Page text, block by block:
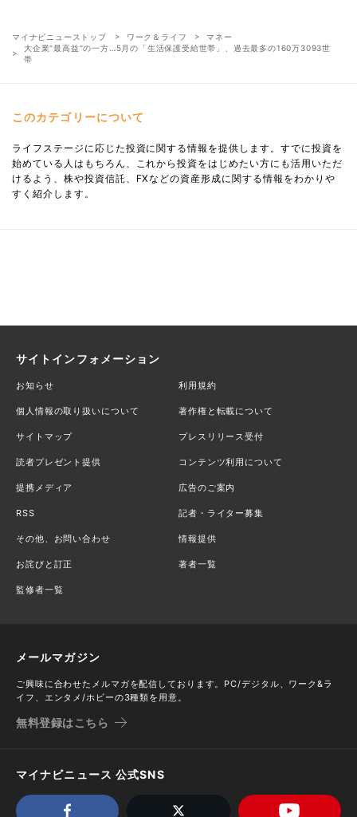
マイナビニューストップ ワーク＆ライフ
マネー
大企業"最高益"の一方…5月の「生活保護受給世帯」、過去最多の160万3093世
帯
このカテゴリーについて
ライフステージに応じた投資に関する情報を提供します。すでに投資を
始めている人はもちろん、これから投資をはじめたい方にも活用いただ
けるよう、株や投資信託、FXなどの資産形成に関する情報をわかりや
すく紹介します。
サイトインフォメーション
お知らせ 利用規約
個人情報の取り扱いについて 著作権と転載について
サイトマップ プレスリリース受付
読者プレゼント提供 コンテンツ利用について
提携メディア 広告のご案内
RSS 記者・ライター募集
その他、お問い合わせ 情報提供
お詫びと訂正 著者一覧
監修者一覧
メールマガジン
ご興味に合わせたメルマガを配信しております。PC/デジタル、ワーク&ラ
イフ、エンタメ/ホビーの3種類を用意。
無料登録はこちら
マイナビニュース 公式SNS